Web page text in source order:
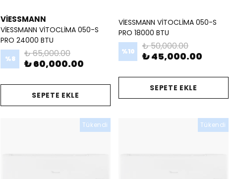
VİESSMANN
VİESSMANN VİTOCLİMA 050-S
PRO 24000 BTU
%8 ₺ 65,000.00
₺ 60,000.00
SEPETE EKLE
VİESSMANN VİTOCLİMA 050-S
PRO 18000 BTU
%10 ₺ 50,000.00
₺ 45,000.00
SEPETE EKLE
Tükendi Tükendi